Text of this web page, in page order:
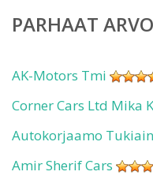
PARHAAT
AK-Motors Tmi
Corner Cars Ltd Mika
Autokorjaamo
Amir Sherif Cars